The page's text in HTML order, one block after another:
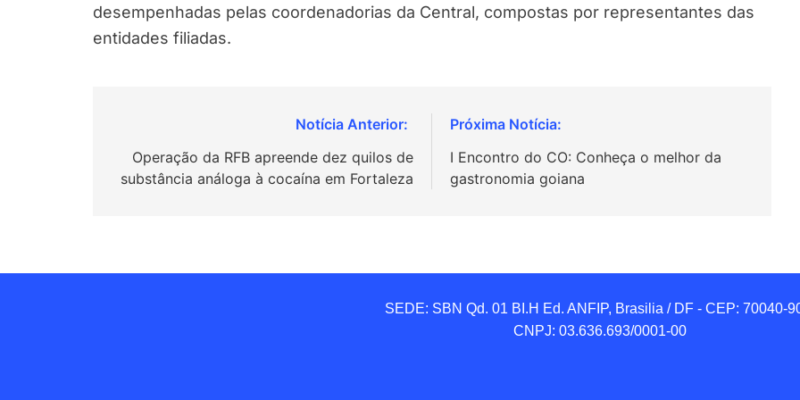
desempenhadas pelas coordenadorias da Central, compostas por representantes das
entidades filiadas.
de
Post
Operação da RFB apreende dez quilos de
substância análoga à cocaína em Fortaleza
I Encontro do CO: Conheça o melhor da
gastronomia goiana
SEDE: SBN Qd. 01 BI.H Ed. ANFIP, Brasilia / DF - CEP: 70040-
CNPJ: 03.636.693/0001-00